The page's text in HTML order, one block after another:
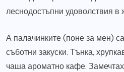
леснодостъпни удоволствия в
А палачинките (поне за мен)
съботни закуски. Тънка,
чаша ароматно кафе.